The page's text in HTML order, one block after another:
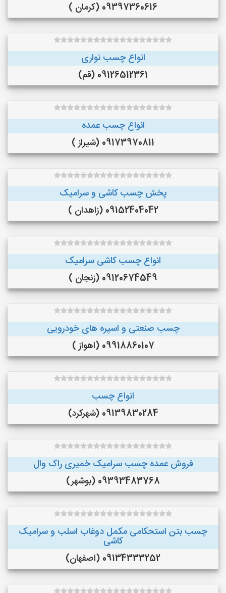
09397360616 (کرمان )
انواع چسب نواری
09126512361 (قم)
انواع چسب عمده
09173970811 (شیراز )
پخش چسب کاشی و سرامیک
09152404042 (زاهدان )
انواع چسب کاشی سرامیک
09120674549 (زنجان )
چسب صنعتی و اسپره های خودرویی
09918860107 (اهواز )
انواع چسب
09139830284 (شهرکرد)
فروش عمده چسب سرامیک خمیری راک وال
09393483768 (بوشهر)
چسب بتن استحکامی مکمل دوغاب اسلب و سرامیک
کاشی
09134333252 (اصفهان)